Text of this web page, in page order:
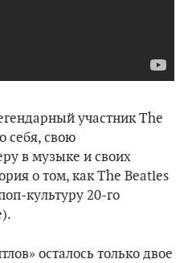
участник The
себя, свою
в музыке и своих
о том, как The Beatles
культуру 20-го
осталось только двое